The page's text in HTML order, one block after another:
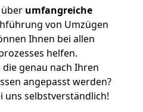
umfangreiche
von Umzügen
Ihnen bei allen
helfen.
die genau nach Ihren
angepasst werden?
uns selbstverständlich!